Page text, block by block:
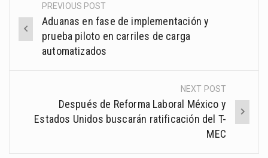
Post
navigation
PREVIOUS POST
Aduanas en fase de implementación y
prueba piloto en carriles de carga
automatizados
NEXT POST
Después de Reforma Laboral México y
Estados Unidos buscarán ratificación del T-
MEC